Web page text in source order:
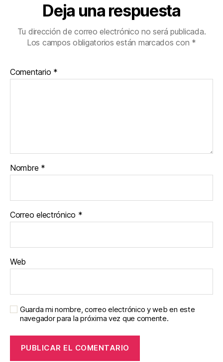
Deja una respuesta
Tu dirección de correo electrónico no será publicada.
Los campos obligatorios están marcados con *
Comentario *
Nombre *
Correo electrónico *
Web
Guarda mi nombre, correo electrónico y web en este
navegador para la próxima vez que comente.